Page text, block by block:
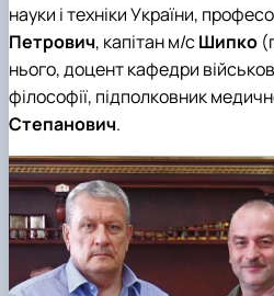
науки і техніки України,
Петрович, капітан м/сШипко
нього, доцент кафедри
філософії, підполковник
Степанович.